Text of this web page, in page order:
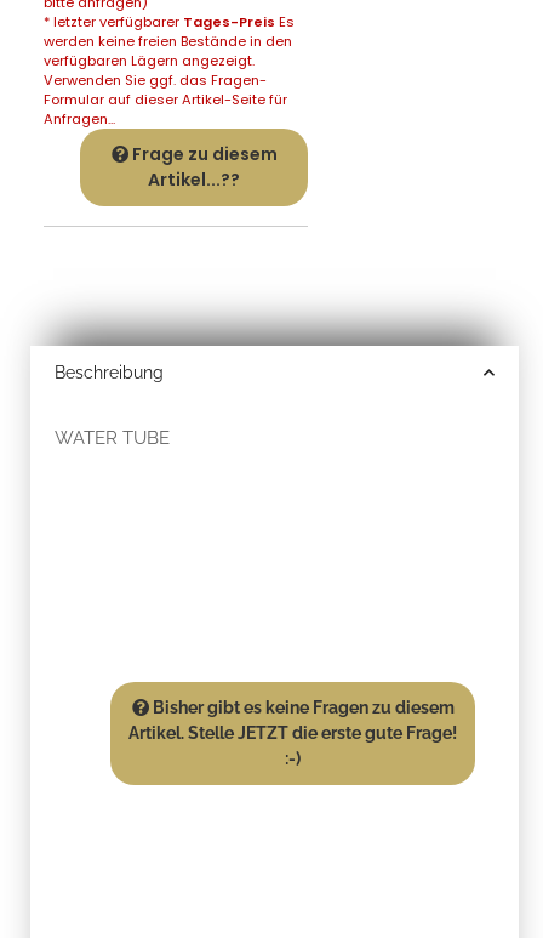
* letzter verfügbarer Tages-Preis Es
werden keine freien Bestände in den
verfügbaren Lägern angezeigt.
Verwenden Sie ggf. das Fragen-
Formular auf dieser Artikel-Seite für
Anfragen...
Frage zu diesem
Artikel...??
Beschreibung
WATER TUBE
Bisher gibt es keine Fragen zu diesem
Artikel. Stelle JETZT die erste gute Frage!
:-)